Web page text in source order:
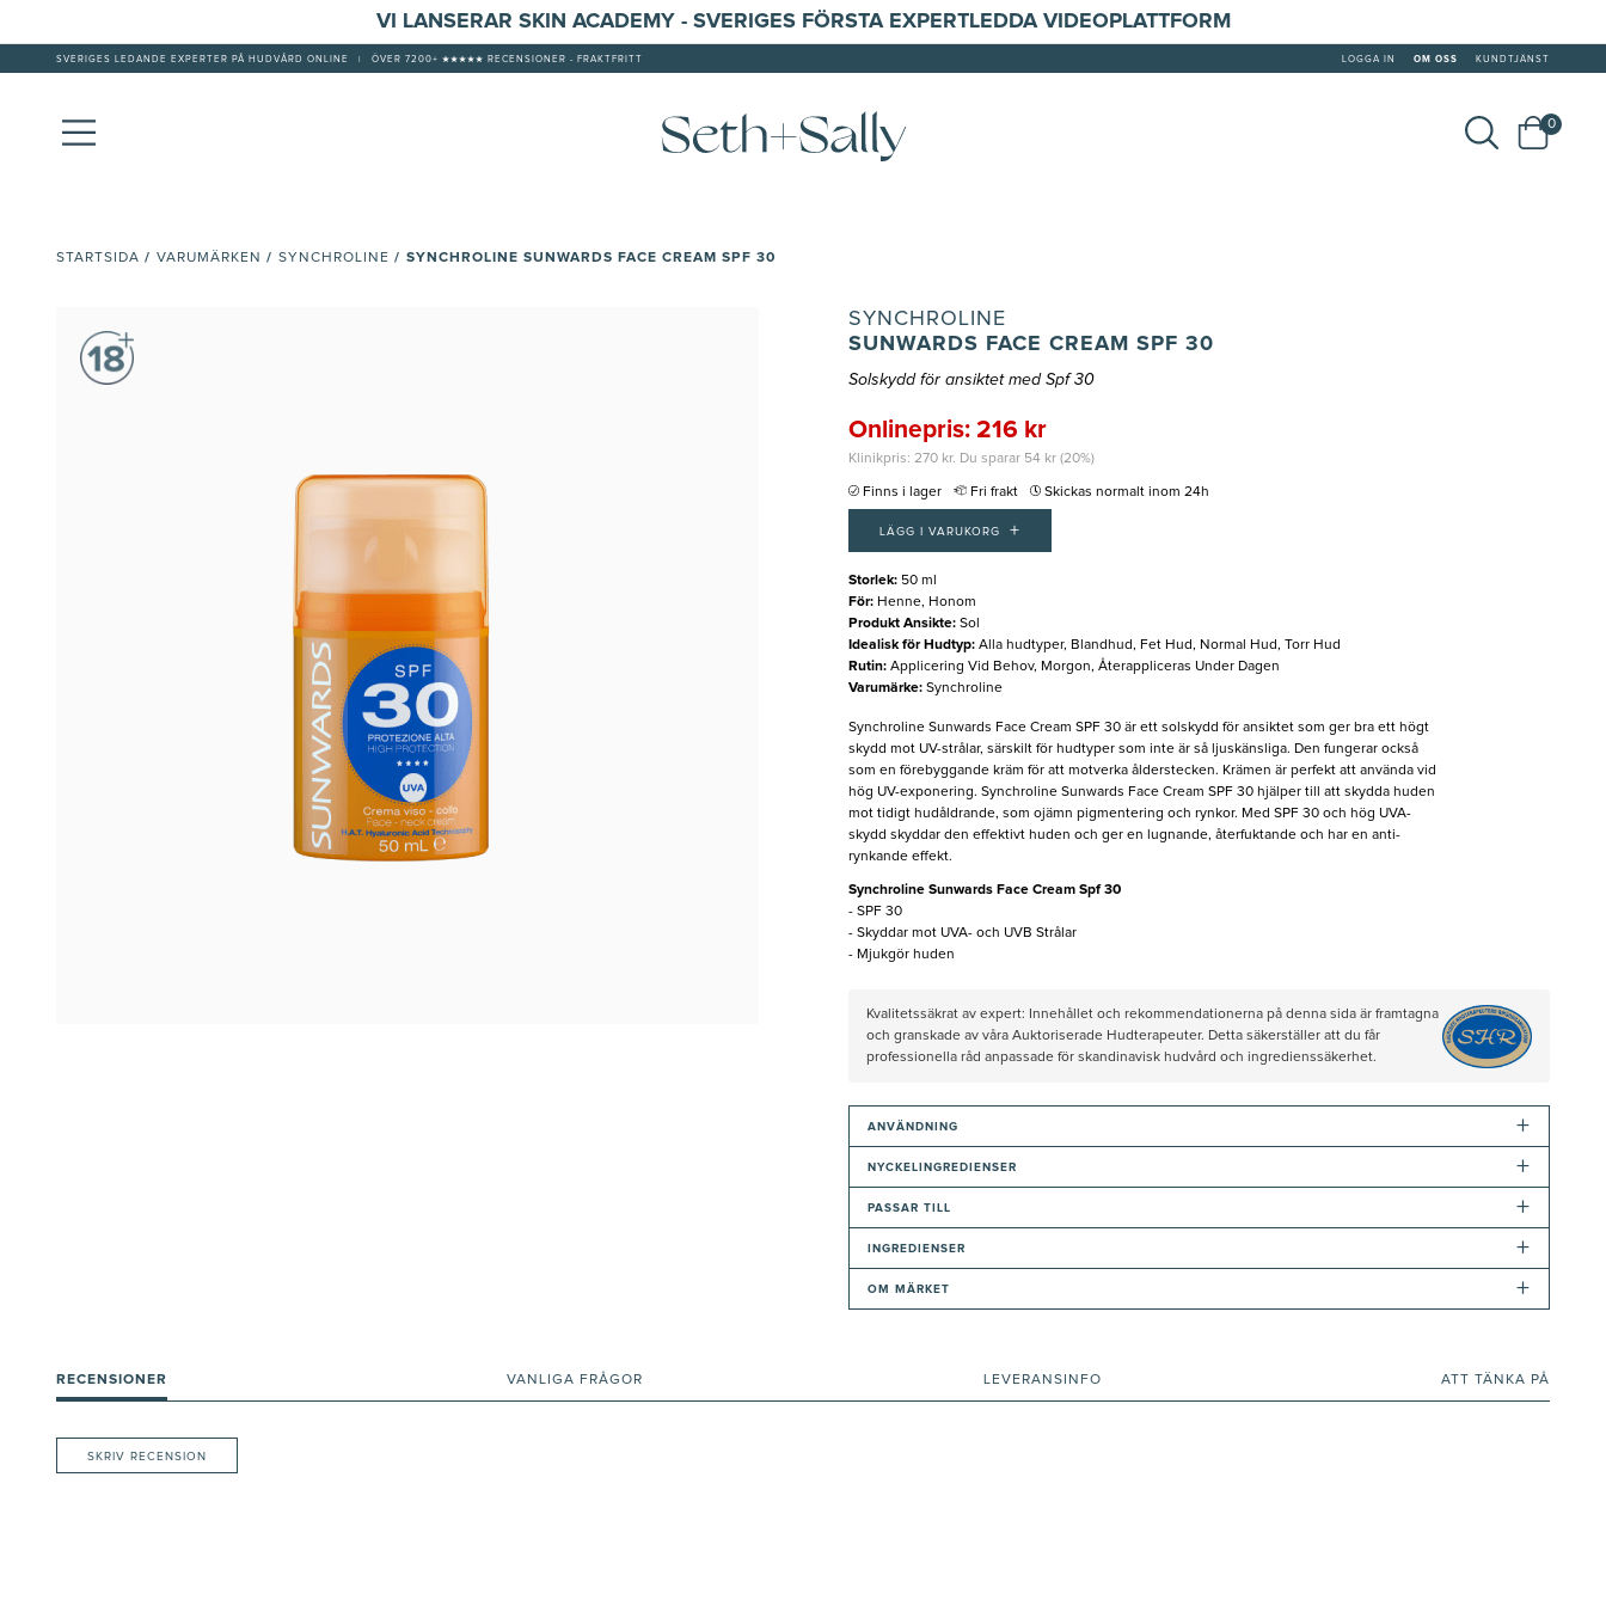
VI LANSERAR SKIN ACADEMY - SVERIGES FÖRSTA EXPERTLEDDA VIDEOPLATTFORM
SVERIGES LEDANDE EXPERTER PÅ HUDVÅRD ONLINE ÖVER 7200+ ★★★★★ RECENSIONER - FRAKTFRITT LOGGA IN OM OSS KUNDTJÄNST
0
STARTSIDA / VARUMÄRKEN / SYNCHROLINE / SYNCHROLINE SUNWARDS FACE CREAM SPF 30
SYNCHROLINE
SUNWARDS FACE CREAM SPF 30
Solskydd för ansiktet med Spf 30
Onlinepris: 216 kr
Klinikpris: 270 kr. Du sparar 54 kr (20%)
Finns i lager Fri frakt Skickas normalt inom 24h
LÄGG I VARUKORG +
Storlek: 50 ml
För: Henne, Honom
Produkt Ansikte: Sol
Idealisk för Hudtyp: Alla hudtyper, Blandhud, Fet Hud, Normal Hud, Torr Hud
Rutin: Applicering Vid Behov, Morgon, Återappliceras Under Dagen
Varumärke: Synchroline
Synchroline Sunwards Face Cream SPF 30 är ett solskydd för ansiktet som ger bra ett högt
skydd mot UV-strålar, särskilt för hudtyper som inte är så ljuskänsliga. Den fungerar också
som en förebyggande kräm för att motverka ålderstecken. Krämen är perfekt att använda vid
hög UV-exponering. Synchroline Sunwards Face Cream SPF 30 hjälper till att skydda huden
mot tidigt hudåldrande, som ojämn pigmentering och rynkor. Med SPF 30 och hög UVA-
skydd skyddar den effektivt huden och ger en lugnande, återfuktande och har en anti-
rynkande effekt.
Synchroline Sunwards Face Cream Spf 30
- SPF 30
- Skyddar mot UVA- och UVB Strålar
- Mjukgör huden
Kvalitetssäkrat av expert: Innehållet och rekommendationerna på denna sida är framtagna
och granskade av våra Auktoriserade Hudterapeuter. Detta säkerställer att du får
professionella råd anpassade för skandinavisk hudvård och ingredienssäkerhet.
ANVÄNDNING +
NYCKELINGREDIENSER +
PASSAR TILL +
INGREDIENSER +
OM MÄRKET +
RECENSIONER VANLIGA FRÅGOR LEVERANSINFO ATT TÄNKA PÅ
SKRIV RECENSION